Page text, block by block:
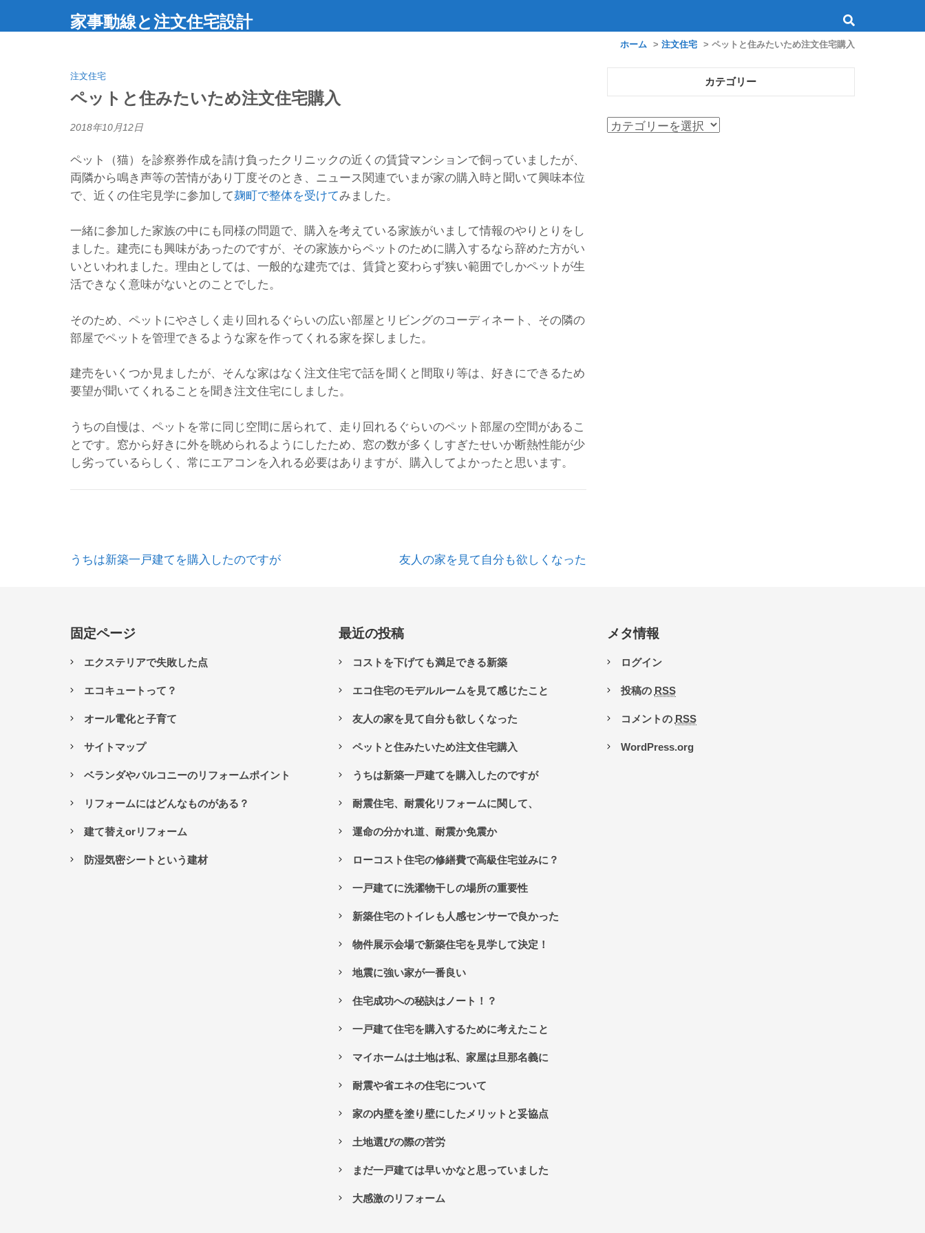
家事動線と注文住宅設計
ホーム > 注文住宅 > ペットと住みたいため注文住宅購入
注文住宅
ペットと住みたいため注文住宅購入
2018年10月12日
ペット（猫）を診察券作成を請け負ったクリニックの近くの賃貸マンションで飼っていましたが、
両隣から鳴き声等の苦情があり丁度そのとき、ニュース関連でいまが家の購入時と聞いて興味本位
で、近くの住宅見学に参加して麹町で整体を受けてみました。
一緒に参加した家族の中にも同様の問題で、購入を考えている家族がいまして情報のやりとりをし
ました。建売にも興味があったのですが、その家族からペットのために購入するなら辞めた方がい
いといわれました。理由としては、一般的な建売では、賃貸と変わらず狭い範囲でしかペットが生
活できなく意味がないとのことでした。
そのため、ペットにやさしく走り回れるぐらいの広い部屋とリビングのコーディネート、その隣の
部屋でペットを管理できるような家を作ってくれる家を探しました。
建売をいくつか見ましたが、そんな家はなく注文住宅で話を聞くと間取り等は、好きにできるため
要望が聞いてくれることを聞き注文住宅にしました。
うちの自慢は、ペットを常に同じ空間に居られて、走り回れるぐらいのペット部屋の空間があるこ
とです。窓から好きに外を眺められるようにしたため、窓の数が多くしすぎたせいか断熱性能が少
し劣っているらしく、常にエアコンを入れる必要はありますが、購入してよかったと思います。
投
ゲ
シ
ョ
うちは新築一戸建てを購入したのですが 友人の家を見て自分も欲しくなった
カテゴリー
カ
固定ページ
エクステリアで失敗した点
エコキュートって？
オール電化と子育て
サイトマップ
ベランダやバルコニーのリフォームポイント
リフォームにはどんなものがある？
建て替えorリフォーム
防湿気密シートという建材
最近の投稿
コストを下げても満足できる新築
エコ住宅のモデルルームを見て感じたこと
友人の家を見て自分も欲しくなった
ペットと住みたいため注文住宅購入
うちは新築一戸建てを購入したのですが
耐震住宅、耐震化リフォームに関して、
運命の分かれ道、耐震か免震か
ローコスト住宅の修繕費で高級住宅並みに？
一戸建てに洗濯物干しの場所の重要性
新築住宅のトイレも人感センサーで良かった
物件展示会場で新築住宅を見学して決定！
地震に強い家が一番良い
住宅成功への秘訣はノート！？
一戸建て住宅を購入するために考えたこと
マイホームは土地は私、家屋は旦那名義に
耐震や省エネの住宅について
家の内壁を塗り壁にしたメリットと妥協点
土地選びの際の苦労
まだ一戸建ては早いかなと思っていました
大感激のリフォーム
メタ情報
ログイン
投稿の RSS
コメントの RSS
WordPress.org